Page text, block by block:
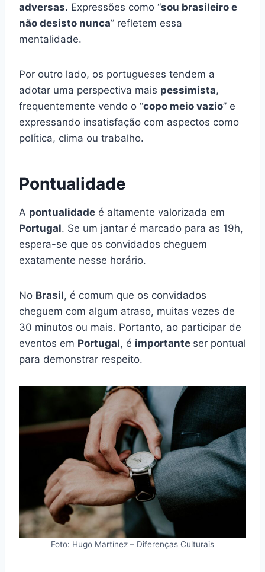
adversas. Expressões como “sou brasileiro e
não desisto nunca” refletem essa
mentalidade.
Por outro lado, os portugueses tendem a
adotar uma perspectiva mais pessimista,
frequentemente vendo o “copo meio vazio” e
expressando insatisfação com aspectos como
política, clima ou trabalho.
Pontualidade
A pontualidade é altamente valorizada em
Portugal. Se um jantar é marcado para as 19h,
espera-se que os convidados cheguem
exatamente nesse horário.
No Brasil, é comum que os convidados
cheguem com algum atraso, muitas vezes de
30 minutos ou mais. Portanto, ao participar de
eventos em Portugal, é importante ser pontual
para demonstrar respeito.
Foto: Hugo Martínez – Diferenças Culturais